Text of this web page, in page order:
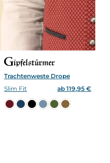
Trachtenweste Drope
Slim Fit
ab 119,95 €